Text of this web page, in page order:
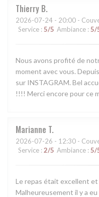
Thierry B
2026-07-24 - 20:00 -
Service : 5/5 Ambiance : 5/
Nous avons profité de
moment avec vous.
sur INSTAGRAM. Bel
!!!! Merci encore pour ce
Marianne T
2026-07-26 - 12:30 -
Service : 2/5 Ambiance : 5/
Le repas était excellent et
Malheureusement il y a